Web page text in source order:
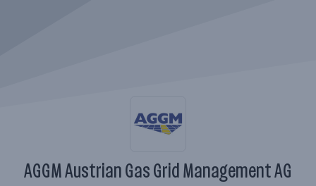
AGGM Austrian Gas Grid Management AG